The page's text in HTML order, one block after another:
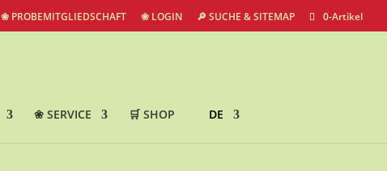
❀ PROBEMITGLIEDSCHAFT ❀ LOGIN 🔎 SUCHE & SITEMAP 0-Artikel
❀ SERVICE 🛒 SHOP DE